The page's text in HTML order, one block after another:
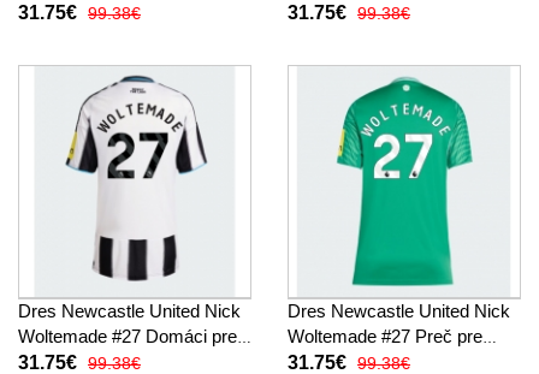
Rukáv
31.75€ 99.38€
Krátky Rukáv
31.75€ 99.38€
Dres Newcastle United Nick
Woltemade #27 Domáci pre
Ženy 2025-26 Krátky Rukáv
31.75€ 99.38€
Dres Newcastle United Nick
Woltemade #27 Preč pre
Ženy 2025-26 Krátky Rukáv
31.75€ 99.38€